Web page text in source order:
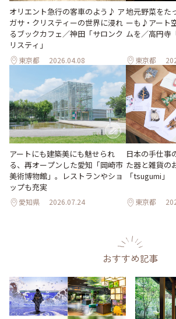
オリエント急行の客車のよう♪ ア
ガサ・クリスティーの世界に浸れ
るブックカフェ／神田「サロンク
リスティ」
東京都 2026.04.08
地元野菜をた
ーも♪アート
ムを／高円寺
東京都
アートにも建築美にも魅せられ
る、再オープンした愛知「岡崎市
美術博物館」。レストランやショ
ップも充実
愛知県 2026.07.24
日本の手仕事
た器と雑貨の
「tsugumi」
東京都
おすすめ記事